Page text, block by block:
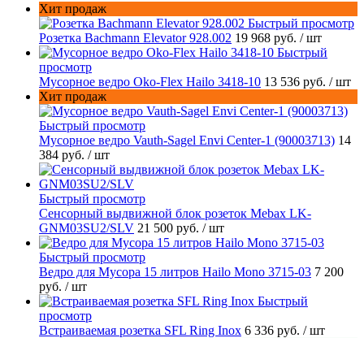
Хит продаж
Быстрый просмотр
Розетка Bachmann Elevator 928.002 19 968 руб. / шт
Быстрый
просмотр
Мусорное ведро Oko-Flex Hailo 3418-10 13 536 руб. / шт
Хит продаж
Быстрый просмотр
Мусорное ведро Vauth-Sagel Envi Center-1 (90003713) 14
384 руб. / шт
Быстрый просмотр
Сенсорный выдвижной блок розеток Mebax LK-
GNM03SU2/SLV 21 500 руб. / шт
Быстрый просмотр
Ведро для Мусора 15 литров Hailo Mono 3715-03 7 200
руб. / шт
Быстрый
просмотр
Встраиваемая розетка SFL Ring Inox 6 336 руб. / шт